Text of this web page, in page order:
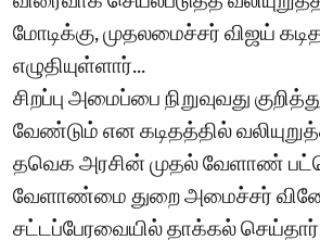
மோடிக்கு, முதலமைச்சர் விஜய்
எழுதியுள்ளார்...
சிறப்பு அமைப்பை நிறுவுவது
வேண்டும் என கடிதத்தில்
தவெக அரசின் முதல் வேளாண்
வேளாண்மை துறை அமைச்சர்
சட்டப்பேரவையில் தாக்கல் செய்தார்...